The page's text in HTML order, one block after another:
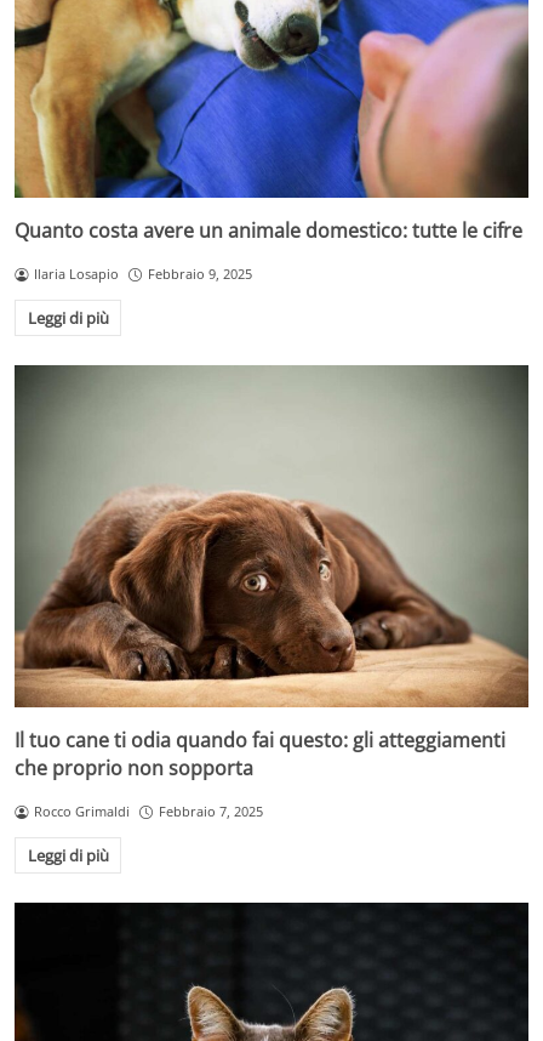
Quanto costa avere un animale domestico: tutte le cifre
Ilaria Losapio Febbraio 9, 2025
Leggi di più
Il tuo cane ti odia quando fai questo: gli atteggiamenti
che proprio non sopporta
Rocco Grimaldi Febbraio 7, 2025
Leggi di più